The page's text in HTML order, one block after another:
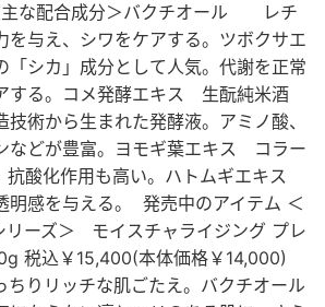
主な配合成分＞バクチオール レチ
を与え、シワをケアする。ツボクサエ
シカ」成分として人気。代謝を正常
する。コメ発酵エキス 生酛純米酒
技術から生まれた発酵液。アミノ酸、
などが豊富。ヨモギ葉エキス コラー
抗酸化作用も高い。ハトムギエキス
明感を与える。 発売中のアイテム ＜
リーズ＞ モイスチャライジング プレ
税込￥15,400(本体価格￥14,000)
ちりリッチな肌ごたえ。バクチオール